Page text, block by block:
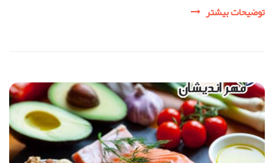
رژیم
کاهو
چیست؟
توضیحات بیشتر